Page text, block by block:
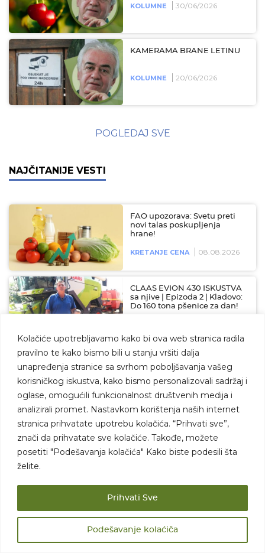
Kolačiće upotrebljavamo kako bi ova web stranica radila
pravilno te kako bismo bili u stanju vršiti dalja
unapređenja stranice sa svrhom poboljšavanja vašeg
korisničkog iskustva, kako bismo personalizovali sadržaj i
oglase, omogućili funkcionalnost društvenih medija i
analizirali promet. Nastavkom korištenja naših internet
stranica prihvatate upotrebu kolačića. “Prihvati sve”,
znači da prihvatate sve kolačiće. Takođe, možete
posetiti "Podešavanja kolačića" Kako biste podesili šta
želite.
Podešavanje kolaćiča
Prihvati Sve
KOLUMNE 30/06/2026
KAMERAMA BRANE LETINU
KOLUMNE 20/06/2026
POGLEDAJ SVE
NAJČITANIJE VESTI
FAO upozorava: Svetu preti
novi talas poskupljenja
hrane!
KRETANJE CENA 08.08.2026
CLAAS EVION 430 ISKUSTVA
sa njive | Epizoda 2 | Kladovo:
Do 160 tona pšenice za dan!
raste? Ekstremne vrućine i
požari ugrožavaju
proizvodnju u Evropi
KRETANJE CENA 07.08.2026
Cene voća i povrća: cena
kajsije niža, poskupeo
krompir!
prasadi konačno porasla! Evo
stoke…